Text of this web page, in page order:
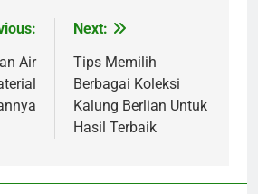
Air
Next:
Tips Memilih
Berbagai Koleksi
Kalung Berlian Untuk
Hasil Terbaik